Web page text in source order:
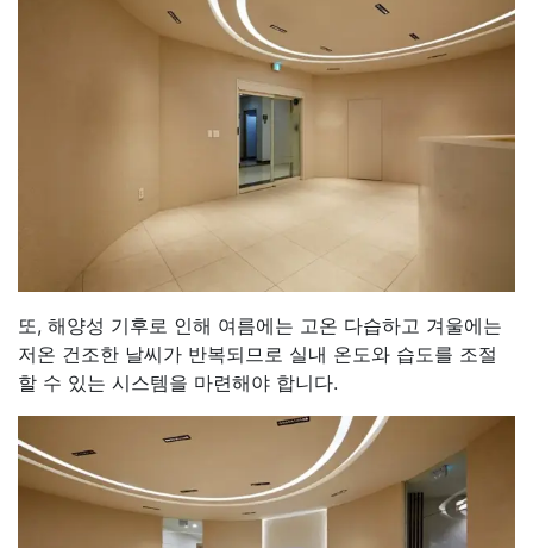
또, 해양성 기후로 인해 여름에는 고온 다습하고 겨울에는
저온 건조한 날씨가 반복되므로 실내 온도와 습도를 조절
할 수 있는 시스템을 마련해야 합니다.